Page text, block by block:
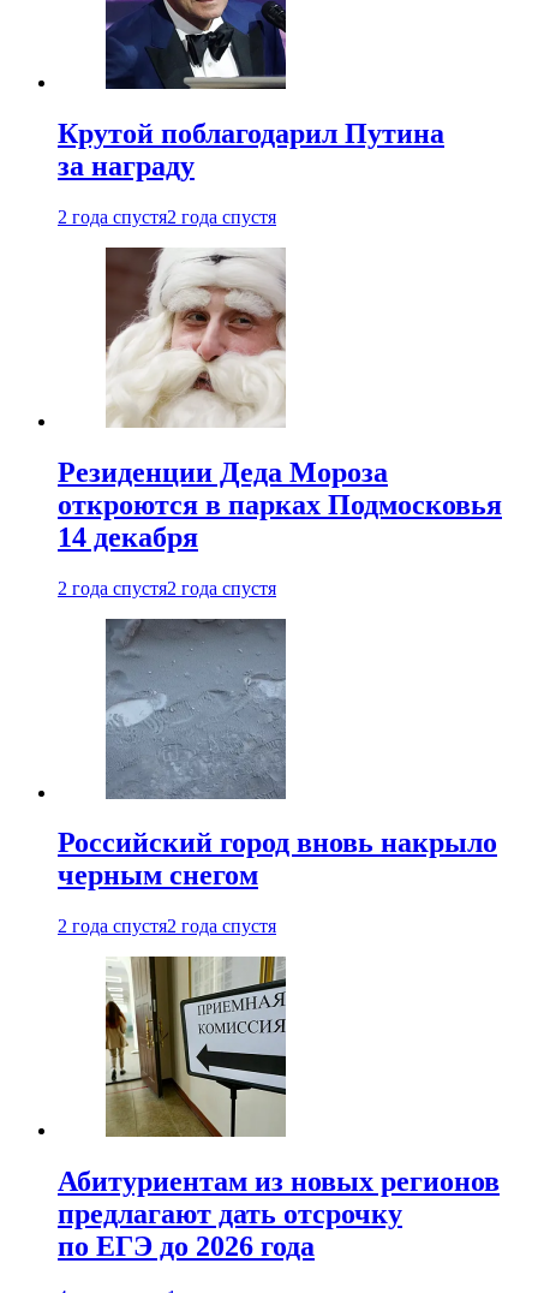
Крутой поблагодарил Путина
за награду
2 года спустя2 года спустя
Резиденции Деда Мороза
откроются в парках Подмосковья
14 декабря
2 года спустя2 года спустя
Российский город вновь накрыло
черным снегом
2 года спустя2 года спустя
Абитуриентам из новых регионов
предлагают дать отсрочку
по ЕГЭ до 2026 года